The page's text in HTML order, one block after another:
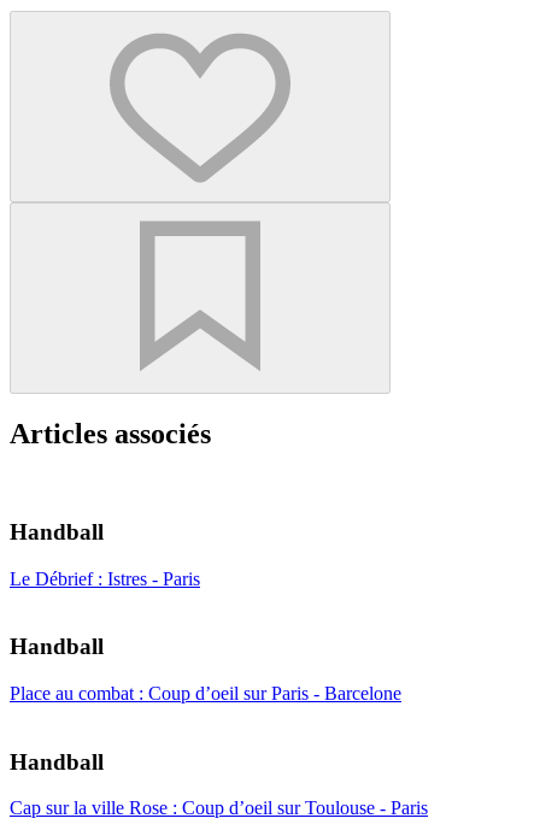
Articles associés
Handball
Le Débrief : Istres - Paris
Handball
Place au combat : Coup d’oeil sur Paris - Barcelone
Handball
Cap sur la ville Rose : Coup d’oeil sur Toulouse - Paris